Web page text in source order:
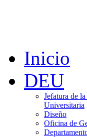
Inicio
DEU
Jefatura de
Universitaria
Diseño
Oficina de